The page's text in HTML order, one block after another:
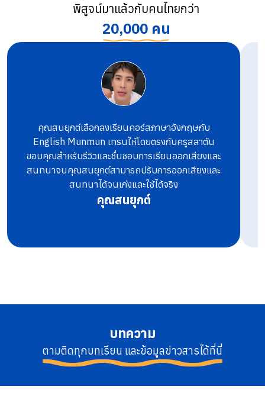
พิสูจน์มาแล้วกับคนไทยกว่า
20,000 คน
คุณสนยุกต์เลือกลงเรียนคอร์สภาษาอังกฤษกับ
English Munmun เทรนให้โดยตรงกับครูสลาตัน
ขอบคุณสำหรับรีวิวและชื่นชอบการเรียนออกเสียงและ
สนทนาจนคุณสนยุกต์สามารถปรับการออกเสียงและ
สนทนาได้จนเก่งและใช้ได้จริง
คุณสนยุกต์
บทความ
ตามติดทุกบทเรียน และข้อมูลข่าวสารได้ที่นี่